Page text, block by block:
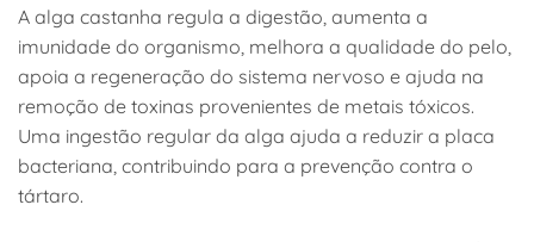
A alga castanha regula a digestão, aumenta a
imunidade do organismo, melhora a qualidade do pelo,
apoia a regeneração do sistema nervoso e ajuda na
remoção de toxinas provenientes de metais tóxicos.
Uma ingestão regular da alga ajuda a reduzir a placa
bacteriana, contribuindo para a prevenção contra o
tártaro.